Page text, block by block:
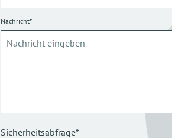
Nachricht*
Sicherheitsabfrage*